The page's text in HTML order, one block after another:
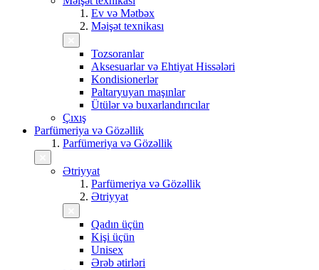
Ev və Mətbəx
Məişət texnikası
Tozsoranlar
Aksesuarlar və Ehtiyat Hissələri
Kondisionerlər
Paltaryuyan maşınlar
Ütülər və buxarlandırıcılar
Çıxış
Parfümeriya və Gözəllik
Parfümeriya və Gözəllik
Ətriyyat
Parfümeriya və Gözəllik
Ətriyyat
Qadın üçün
Kişi üçün
Unisex
Ərəb ətirləri